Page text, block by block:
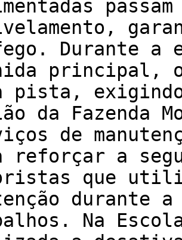
Durante a
principal,
pista,
da Fazenda
de
reforçar a
que
durante
Na